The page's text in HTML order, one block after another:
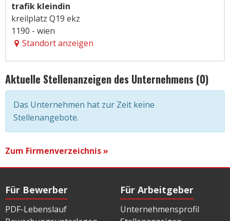
trafik kleindin
kreilplatz Q19 ekz
1190 - wien
Standort anzeigen
Aktuelle Stellenanzeigen des Unternehmens (0)
Das Unternehmen hat zur Zeit keine
Stellenangebote.
Zum Firmenverzeichnis »
Für Bewerber
PDF-Lebenslauf
Für Arbeitgeber
Unternehmensprofil